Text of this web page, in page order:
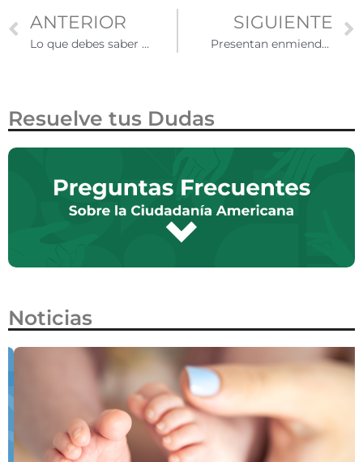
ANTERIOR
Lo que debes saber antes de viajar a Estados Unidos para el Mundial de la FIFA 2026
SIGUIENTE
Presentan enmienda constitucional en la Cámara de Representantes para eliminar la ciudadanía por nacimiento a hijos de personas sin estatus migratorio legal
Resuelve tus Dudas
Noticias